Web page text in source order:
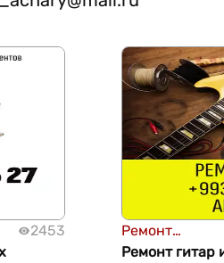
2453
Ремонт
техники
Ремонт гитар